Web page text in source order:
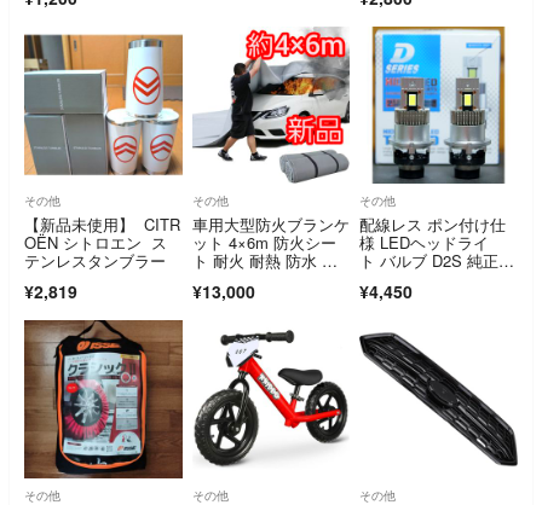
その他
【新品未使用】 CITR
OËN シトロエン ス
テンレスタンブラー
¥2,819
その他
車用大型防火ブランケ
ット 4×6m 防火シー
ト 耐火 耐熱 防水 ガ
ーティング 電気自動
¥13,000
その他
配線レス ポン付け仕
様 LEDヘッドライ
ト バルブ D2S 純正HI
¥4,450
その他 その他 その他